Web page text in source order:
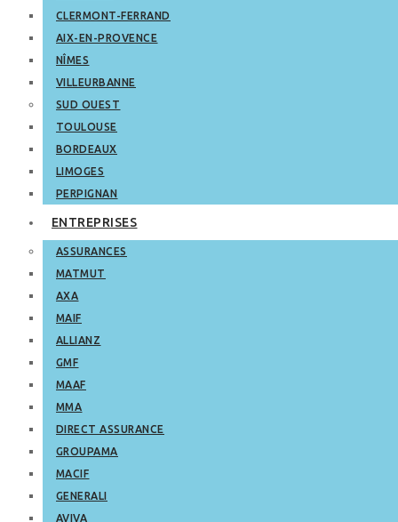
CLERMONT-FERRAND
AIX-EN-PROVENCE
NÎMES
VILLEURBANNE
SUD OUEST
TOULOUSE
BORDEAUX
LIMOGES
PERPIGNAN
ENTREPRISES
ASSURANCES
MATMUT
AXA
MAIF
ALLIANZ
GMF
MAAF
MMA
DIRECT ASSURANCE
GROUPAMA
MACIF
GENERALI
AVIVA